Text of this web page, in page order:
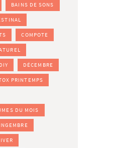
BAINS DE SONS
COMPOTE
DIY DÉCEMBRE
PRINTEMPS
DU MOIS